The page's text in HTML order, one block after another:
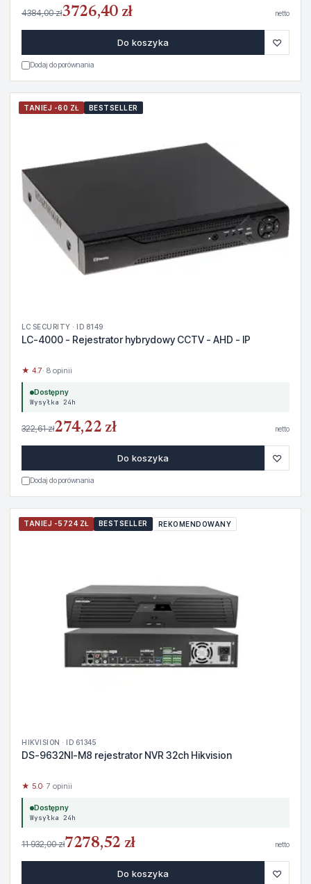
4384,00 zł3726,40 zł netto
Do koszyka ♡
Dodaj do porównania
TANIEJ -60 ZŁ BESTSELLER
LC SECURITY · ID 8149
LC-4000 - Rejestrator hybrydowy CCTV - AHD - IP
★ 4.7· 8 opinii
Dostępny
Wysyłka 24h
322,61 zł274,22 zł netto
Do koszyka ♡
Dodaj do porównania
TANIEJ -5724 ZŁ BESTSELLER REKOMENDOWANY
HIKVISION · ID 61345
DS-9632NI-M8 rejestrator NVR 32ch Hikvision
★ 5.0· 7 opinii
Dostępny
Wysyłka 24h
11 932,00 zł7278,52 zł netto
Do koszyka ♡